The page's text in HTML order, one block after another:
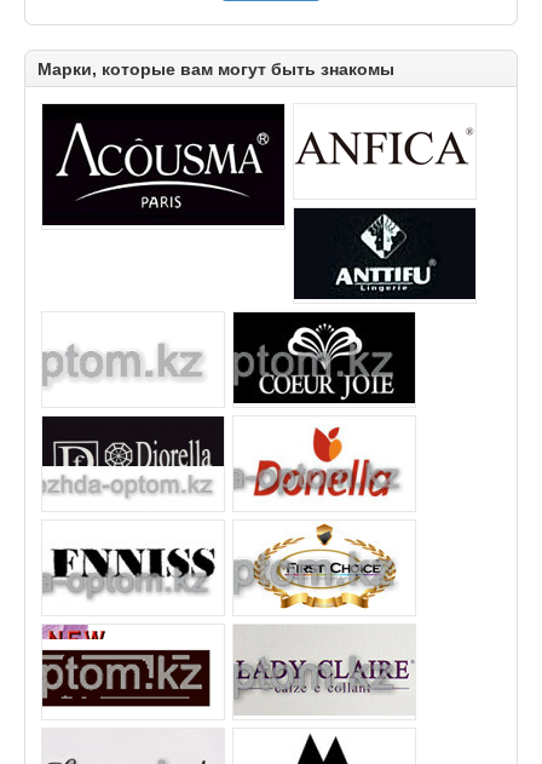
Марки, которые вам могут быть знакомы